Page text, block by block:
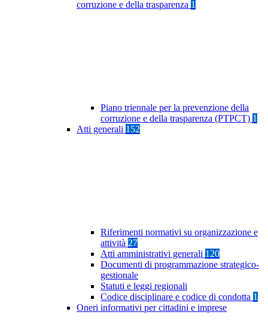
corruzione e della trasparenza 1
Piano triennale per la prevenzione della
corruzione e della trasparenza (PTPCT) 1
Atti generali 152
Riferimenti normativi su organizzazione e
attività 27
Atti amministrativi generali 120
Documenti di programmazione strategico-
gestionale
Statuti e leggi regionali
Codice disciplinare e codice di condotta 1
Oneri informativi per cittadini e imprese